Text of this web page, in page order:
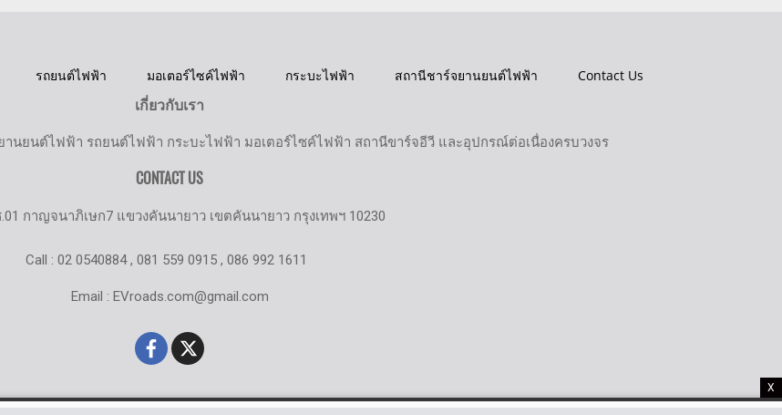
X
รถยนต์ไฟฟ้า มอเตอร์ไซค์ไฟฟ้า กระบะไฟฟ้า สถานีชาร์จยานยนต์ไฟฟ้า
Contact Us
เกี่ยวกับเรา
ยานยนต์ไฟฟ้า รถยนต์ไฟฟ้า กระบะไฟฟ้า มอเตอร์ไซค์ไฟฟ้า สถานีขาร์จอีวี และอุปกรณ์ต่อเนื่องครบวงจร
CONTACT US
กาญจนาภิเษก7 แขวงคันนายาว เขตคันนายาว กรุงเทพฯ 10230
Call : 02 0540884 , 081 559 0915 , 086 992 1611
Email : EVroads.com@gmail.com